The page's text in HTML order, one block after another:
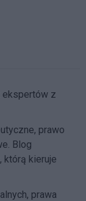
ekspertów z
prawo
Blog
którą kieruje
prawa